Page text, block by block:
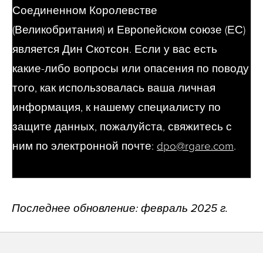
Соединенном Королевстве
(Великобритания) и Европейском союзе (ЕС)
является Дин Скотсон. Если у вас есть
какие-либо вопросы или опасения по поводу
того, как использовалась ваша личная
информация, к нашему специалисту по
защите данных, пожалуйста, свяжитесь с
ним по электронной почте: dpo@rgare.com.
Последнее обновление:февраль 2025 г.